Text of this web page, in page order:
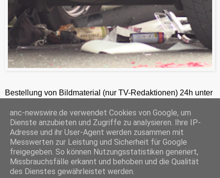
Bestellung von Bildmaterial (nur TV-Redaktionen) 24h unter
ANC-NEWS-TELEVISION GmbH, Weidkamp 176, 45356 Essen, HRB 12411, Amtsgericht Essen, Geschäftsführer: C. Anhuth
C
o
p
y
L
i
E
m
a
i
l
W
h
a
t
s
A
P
r
i
n
F
S
h
a
r
e
‹ Startseite
anc-newswire.de verwendet Cookies von Google, um
Dienste anzubieten und Zugriffe zu analysieren. Ihre IP-
Adresse und ihr User-Agent werden zusammen mit
Messwerten zur Leistung und Sicherheit für Google
freigegeben. So können Nutzungsstatistiken generiert,
Missbrauchsfälle erkannt und behoben und die Qualität
des Dienstes gewährleistet werden.